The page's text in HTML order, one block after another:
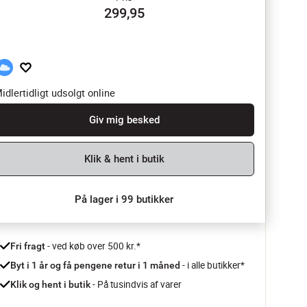
299,95
udsolgt online
Giv mig besked
Klik & hent i butik
På lager i 99 butikker
Fri fragt - ved køb over 500 kr.*
Byt i 1 år og få pengene retur i 1 måned - i alle butikker*
Klik og hent i butik - På tusindvis af varer